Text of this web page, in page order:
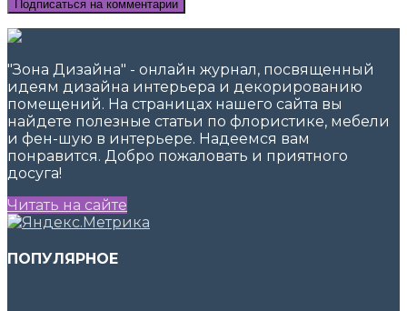
"Зона Дизайна" - онлайн журнал, посвященный
идеям дизайна интерьера и декорированию
помещений. На страницах нашего сайта вы
найдете полезные статьи по флористике, мебели
и фен-шую в интерьере. Надеемся вам
понравится. Добро пожаловать и приятного
досуга!
Читать на сайте
ПОПУЛЯРНОЕ